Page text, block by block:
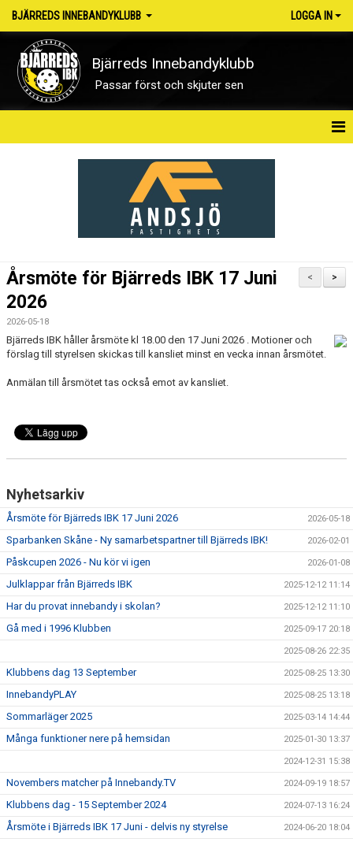
BJÄRREDS INNEBANDYKLUBB LOGGA IN
Bjärreds Innebandyklubb
Passar först och skjuter sen
KALENDER
MEDLEM
STYRELSE
SPONSORER
BIBK WEBSHOP
>
<
Årsmöte för Bjärreds IBK 17 Juni
2026
2026-05-18
Bjärreds IBK håller årsmöte kl 18.00 den 17 Juni 2026 . Motioner och
förslag till styrelsen skickas till kansliet minst en vecka innan årsmötet.
Anmälan till årsmötet tas också emot av kansliet.
Nyhetsarkiv
Årsmöte för Bjärreds IBK 17 Juni 2026 2026-05-18
Sparbanken Skåne - Ny samarbetspartner till Bjärreds IBK! 2026-02-01
Påskcupen 2026 - Nu kör vi igen 2026-01-08
Julklappar från Bjärreds IBK 2025-12-12 11:14
Har du provat innebandy i skolan? 2025-12-12 11:10
Gå med i 1996 Klubben 2025-09-17 20:18
2025-08-26 22:35
Klubbens dag 13 September 2025-08-25 13:30
InnebandyPLAY 2025-08-25 13:18
Sommarläger 2025 2025-03-14 14:44
Många funktioner nere på hemsidan 2025-01-30 13:37
2024-12-31 15:38
Novembers matcher på Innebandy.TV 2024-09-19 18:57
Klubbens dag - 15 September 2024 2024-07-13 16:24
Årsmöte i Bjärreds IBK 17 Juni - delvis ny styrelse 2024-06-20 18:04